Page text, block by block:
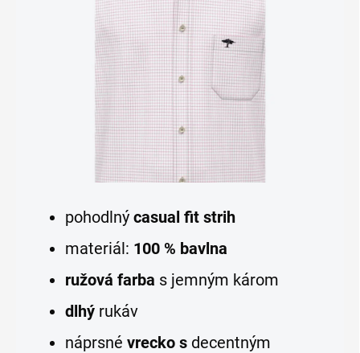
pohodlnýcasual fit strih
materiál: 100 % bavlna
ružová farba s jemným károm
dlhýrukáv
náprsné vrecko s decentným